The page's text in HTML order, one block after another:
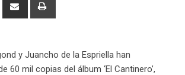
y Juancho de la Espriella han
60 mil copias del álbum ‘El Cantinero’,